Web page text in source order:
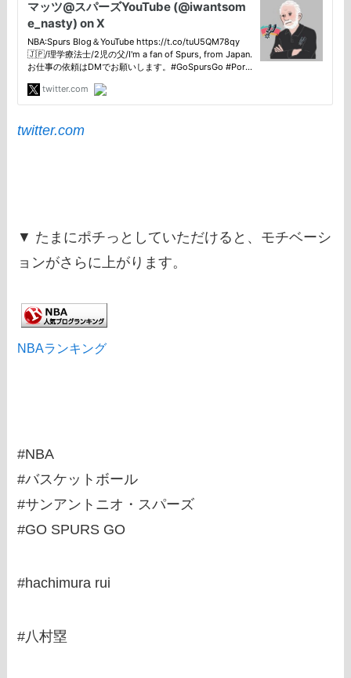
twitter.com
▼ たまにポチっとしていただけると、モチベーシ
ョンがさらに上がります。
NBAランキング
#NBA
#バスケットボール
#サンアントニオ・スパーズ
#GO SPURS GO
#hachimura rui
#八村塁